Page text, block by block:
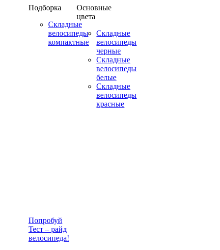
Подборка
Складные
велосипеды
компактные
Основные
цвета
Складные
велосипеды
черные
Складные
велосипеды
белые
Складные
велосипеды
красные
Попробуй
Тест – райд
велосипеда!